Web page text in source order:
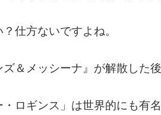
仕方ないですよね。
ズ＆メッシーナ』が解散した後
・ロギンス」は世界的にも有